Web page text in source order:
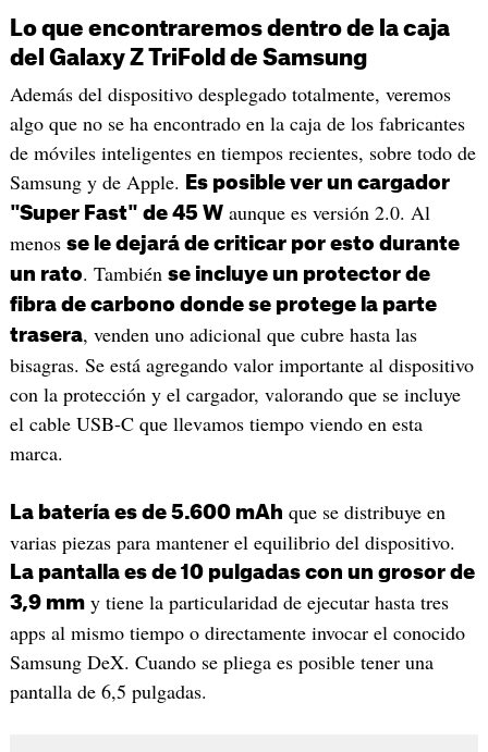
Lo que encontraremos dentro de la caja
del Galaxy Z TriFold de Samsung
Además del dispositivo desplegado totalmente, veremos
algo que no se ha encontrado en la caja de los fabricantes
de móviles inteligentes en tiempos recientes, sobre todo de
Samsung y de Apple.
Es posible ver un cargador
"Super Fast" de 45 Waunque es versión 2.0. Al
menos se le dejará de criticar por esto durante
un rato. También se incluye un protector de
fibra de carbono donde se protege la parte
trasera, venden uno adicional que cubre hasta las
bisagras. Se está agregando valor importante al dispositivo
con la protección y el cargador, valorando que se incluye
el cable USB-C que llevamos tiempo viendo en esta
marca.
La batería es de 5.600 mAh que se distribuye en
varias piezas para mantener el equilibrio del dispositivo.
La pantalla es de 10 pulgadas con un grosor de
3,9 mmy tiene la particularidad de ejecutar hasta tres
apps al mismo tiempo o directamente invocar el conocido
Samsung DeX. Cuando se pliega es posible tener una
pantalla de 6,5 pulgadas.